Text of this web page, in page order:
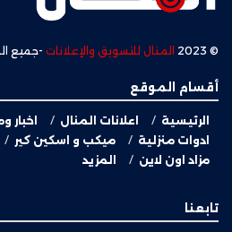
© 2023 المنال للتسويق والإعلانات -جميع
أقسام الموقع
الرئيسية اعلانات المنال اخبار
ادوات منزلية
ميكب و اسكين كير
مزاد اون لاين
المزيد
تابعنا